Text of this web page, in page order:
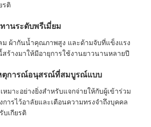
รติ
านระดับพรีเมี่ยม
ม ผ้ากันน้ำคุณภาพสูง และด้ามจับที่แข็งแรง
ร้างมาให้มีอายุการใช้งานยาวนานหลายปี
ตุการณ์อนุสรณ์ที่สมบูรณ์แบบ
หมาะอย่างยิ่งสำหรับแจกจ่ายให้กับผู้เข้าร่วม
การไว้อาลัยและเตือนความทรงจำถึงบุคคล
บเกียรติ